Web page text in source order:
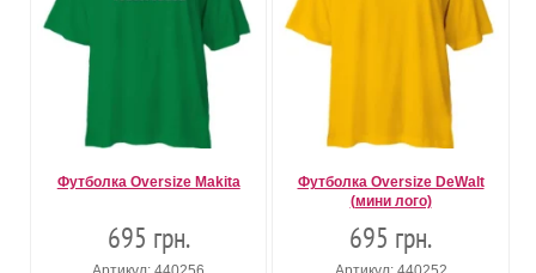
Футболка Oversize Makita
695 грн.
Футболка Oversize DeWalt
(мини лого)
695 грн.